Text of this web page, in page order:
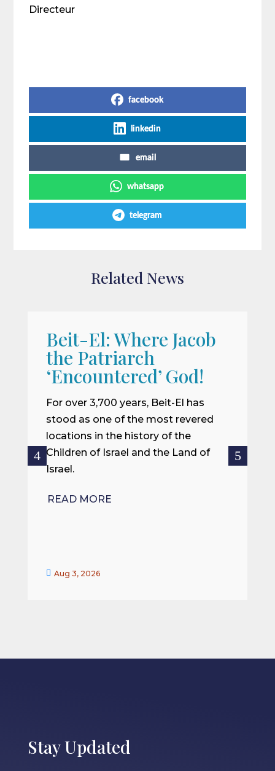
Directeur
facebook
linkedin
email
whatsapp
telegram
Related News
Beit-El: Where Jacob
the Patriarch
‘Encountered’ God!
For over 3,700 years, Beit-El has
stood as one of the most revered
locations in the history of the
Children of Israel and the Land of
Israel.
READ MORE
 Aug 3, 2026
Stay Updated